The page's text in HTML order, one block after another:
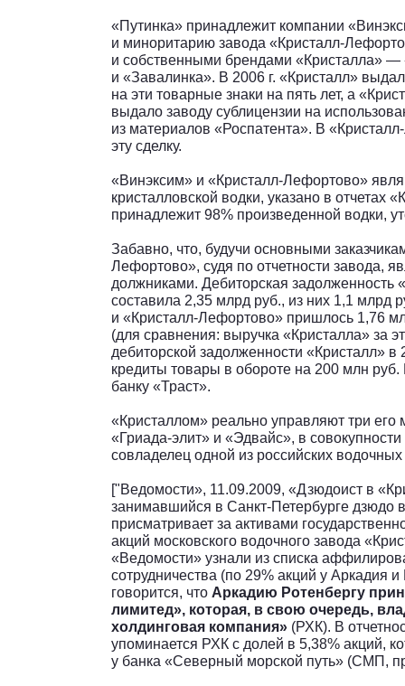
«Путинка» принадлежит компании
и миноритарию завода «Кристалл-
и собственными брендами «Кристалла»
и «Завалинка». В 2006 г. «Кристалл»
на эти товарные знаки на пять лет, а
выдало заводу сублицензии на
из материалов «Роспатента». В
эту сделку.
«Винэксим» и «Кристалл-Лефортово»
кристалловской водки, указано в отчетах
принадлежит 98% произведенной водки,
Забавно, что, будучи основными
Лефортово», судя по отчетности завода,
должниками. Дебиторская задолженность
составила 2,35 млрд руб., из них 1,1
и «Кристалл-Лефортово» пришлось 1,76
(для сравнения: выручка «Кристалла» за
дебиторской задолженности «Кристалл»
кредиты товары в обороте на 200 млн
банку «Траст».
«Кристаллом» реально управляют три
«Гриада-элит» и «Эдвайс», в
совладелец одной из российских
["Ведомости», 11.09.2009, «Дзюдоист в
занимавшийся в Санкт-Петербурге
присматривает за активами
акций московского водочного завода
«Ведомости» узнали из списка
сотрудничества (по 29% акций у Аркадия
говорится, что Аркадию Ротенбергу
лимитед», которая, в свою очередь,
холдинговая компания» (РХК). В
упоминается РХК с долей в 5,38% акций,
у банка «Северный морской путь» (СМП,